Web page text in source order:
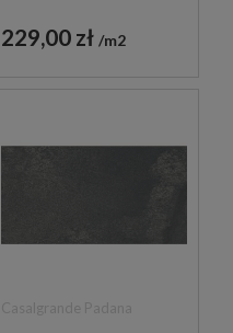
KAMIEŃ
229,00 zł m2